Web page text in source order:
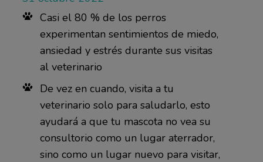
Casi el 80 % de los perros
experimentan sentimientos de miedo,
ansiedad y estrés durante sus visitas
al veterinario
De vez en cuando, visita a tu
veterinario solo para saludarlo, esto
ayudará a que tu mascota no vea su
consultorio como un lugar aterrador,
sino como un lugar nuevo para visitar,